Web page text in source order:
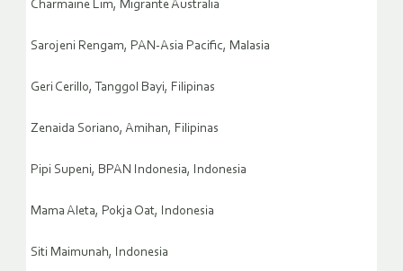
Charmaine Lim, Migrante Australia
Sarojeni Rengam, PAN-Asia Pacific, Malasia
Geri Cerillo, Tanggol Bayi, Filipinas
Zenaida Soriano, Amihan, Filipinas
Pipi Supeni, BPAN Indonesia, Indonesia
Mama Aleta, Pokja Oat, Indonesia
Siti Maimunah, Indonesia